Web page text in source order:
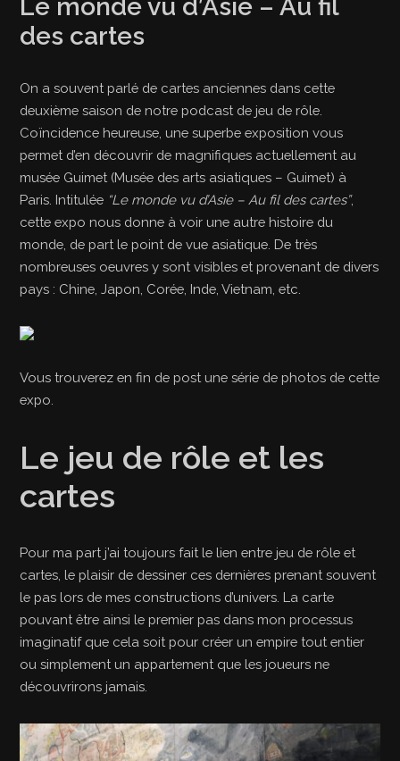
des cartes
On a souvent parlé de cartes anciennes dans cette
deuxième saison de notre podcast de jeu de rôle.
Coïncidence heureuse, une superbe exposition vous
permet d’en découvrir de magnifiques actuellement au
musée Guimet (Musée des arts asiatiques – Guimet) à
Paris. Intitulée “Le monde vu d’Asie – Au fil des cartes”,
cette expo nous donne à voir une autre histoire du
monde, de part le point de vue asiatique. De très
nombreuses oeuvres y sont visibles et provenant de divers
pays : Chine, Japon, Corée, Inde, Vietnam, etc.
Vous trouverez en fin de post une série de photos de cette
expo.
Le jeu de rôle et les
cartes
Pour ma part j’ai toujours fait le lien entre jeu de rôle et
cartes, le plaisir de dessiner ces dernières prenant souvent
le pas lors de mes constructions d’univers. La carte
pouvant être ainsi le premier pas dans mon processus
imaginatif que cela soit pour créer un empire tout entier
ou simplement un appartement que les joueurs ne
découvrirons jamais.